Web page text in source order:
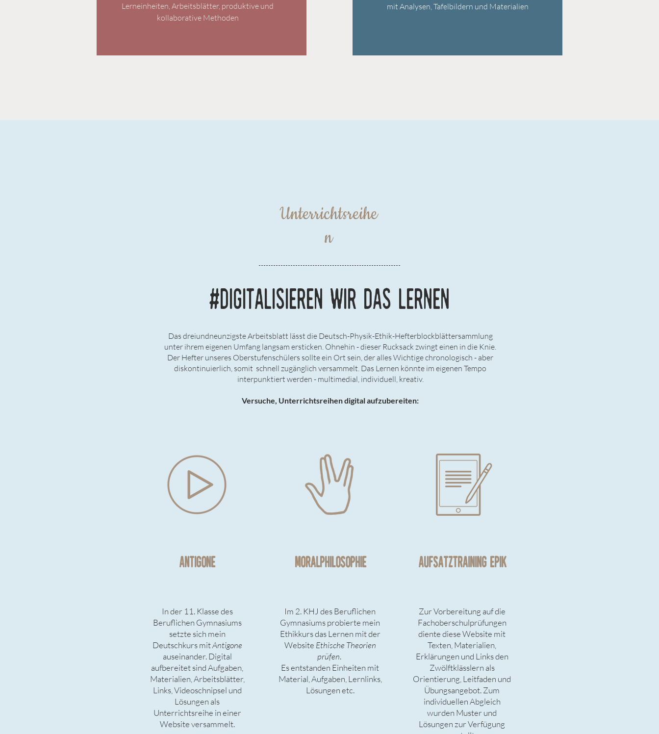
Unterrichtsreihe
n
#DIGITALISIEREN WIR DAS LERNEN
Das dreiundneunzigste Arbeitsblatt lässt die Deutsch-Physik-Ethik-Hefterblockblättersammlung
unter ihrem eigenen Umfang langsam ersticken. Ohnehin - dieser Rucksack zwingt einen in die Knie.
Der Hefter unseres Oberstufenschülers sollte ein Ort sein, der alles Wichtige chronologisch - aber
diskontinuierlich, somit schnell zugänglich versammelt. Das Lernen könnte im eigenen Tempo
interpunktiert werden - multimedial, individuell, kreativ.
Versuche, Unterrichtsreihen digital aufzubereiten:
ANTIGONE
In der 11. Klasse des
Beruflichen Gymnasiums
setzte sich mein
Deutschkurs mitAntigone
auseinander. Digital
aufbereitet sind Aufgaben,
Materialien, Arbeitsblätter,
Links, Videoschnipsel und
Lösungen als
Unterrichtsreihe in einer
Website versammelt.
moralPHILOSOPHIE AUFSATZTRAINING EPIK
Im 2. KHJ des Beruflichen
Gymnasiums probierte mein
Ethikkurs das Lernen mit der
Website Ethische Theorien
prüfen.
Es entstanden Einheiten mit
Material, Aufgaben, Lernlinks,
Lösungen etc.
Zur Vorbereitung auf die
Fachoberschulprüfungen
diente diese Website mit
Texten, Materialien,
Erklärungen und Links den
Zwölftklässlern als
Orientierung, Leitfaden und
Übungsangebot. Zum
individuellen Abgleich
wurden Muster und
Lösungen zur Verfügung
Lerneinheiten, Arbeitsblätter, produktive und
kollaborative Methoden
mit Analysen, Tafelbildern und Materialien